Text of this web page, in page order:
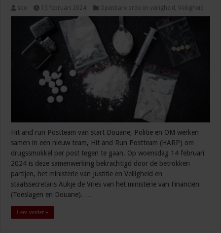
sbo 15 februari 2024 Openbare orde en veiligheid ,Veiligheid
Hit and run Postteam van start Douane, Politie en OM werken
samen in een nieuw team, Hit and Run Postteam (HARP) om
drugssmokkel per post tegen te gaan. Op woensdag 14 februari
2024 is deze samenwerking bekrachtigd door de betrokken
partijen, het ministerie van Justitie en Veiligheid en
staatssecretaris Aukje de Vries van het ministerie van Financiën
(Toeslagen en Douane). …
Lees verder »